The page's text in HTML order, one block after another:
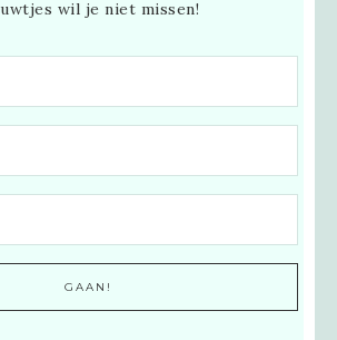
wil je niet missen!